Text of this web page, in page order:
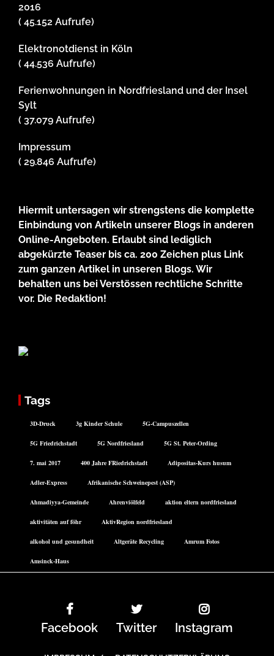
2016
( 45.152 Aufrufe)
Elektronotdienst in Köln
( 44.536 Aufrufe)
Ferienwohnungen in Nordfriesland und der Insel
Sylt
( 37.079 Aufrufe)
Impressum
( 29.846 Aufrufe)
Hiermit untersagen wir strengstens die komplette
Einbindung von Artikeln unserer Blogs in anderen
Online-Angeboten. Erlaubt sind lediglich
abgekürzte Teaser bis ca. 200 Zeichen plus Link
zum ganzen Artikel in unseren Blogs. Wir
behalten uns bei Verstössen rechtliche Schritte
vor. Die Redaktion!
Tags
3D-Druck 3g Kinder Schule 5G-Campuszellen
5G Friedrichstadt 5G Nordfriesland 5G St. Peter-Ording
7. mai 2017 400 Jahre FRiedrichstadt Adipositas-Kurs husum
Adler-Express Afrikanische Schweinepest (ASP)
Ahmadiyya-Gemeinde Ahrenviölfeld aktion eltern nordfriesland
aktivitäten auf föhr AktivRegion nordfriesland
alkohol und gesundheit Altgeräte Recycling Amrum Fotos
Amsinck-Haus
Facebook Twitter Instagram